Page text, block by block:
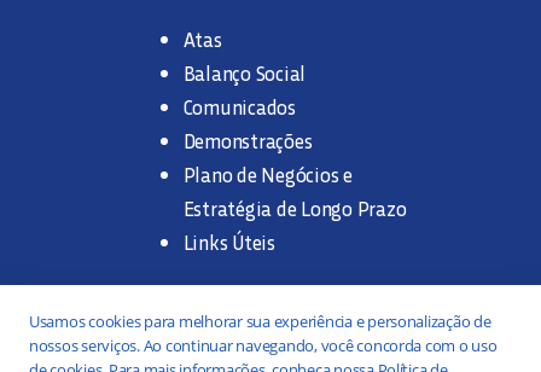
Atas
Balanço Social
Comunicados
Demonstrações
Plano de Negócios e
Estratégia de Longo Prazo
Links Úteis
Trabalhe na SANASA
Usamos cookies para melhorar sua experiência e personalização de
nossos serviços. Ao continuar navegando, você concorda com o uso